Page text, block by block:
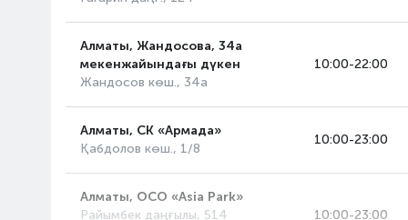
Алматы, Жандосова, 34а
мекенжайындағы дүкен
Жандосов көш., 34а
10:00-22:00
Алматы, СК «Армада»
Қабдолов көш., 1/8
10:00-23:00
Алматы, ОСО «Asia Park»
Райымбек даңғылы, 514
10:00-23:00